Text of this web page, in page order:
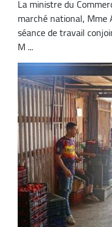
La ministre du
marché national,
séance de travail
M ...